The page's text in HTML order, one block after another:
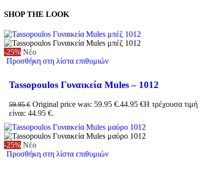
SHOP THE LOOK
-25% Νέο
Προσθήκη στη λίστα επιθυμιών
Tassopoulos Γυναικεία Mules – 1012
59.95€ Original price was: 59.95 €.44.95 €Η τρέχουσα τιμή
είναι: 44.95 €.
-25% Νέο
Προσθήκη στη λίστα επιθυμιών